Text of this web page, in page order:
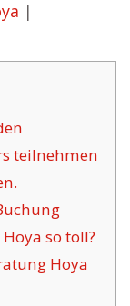
|
teilnehmen
so toll?
Hoya